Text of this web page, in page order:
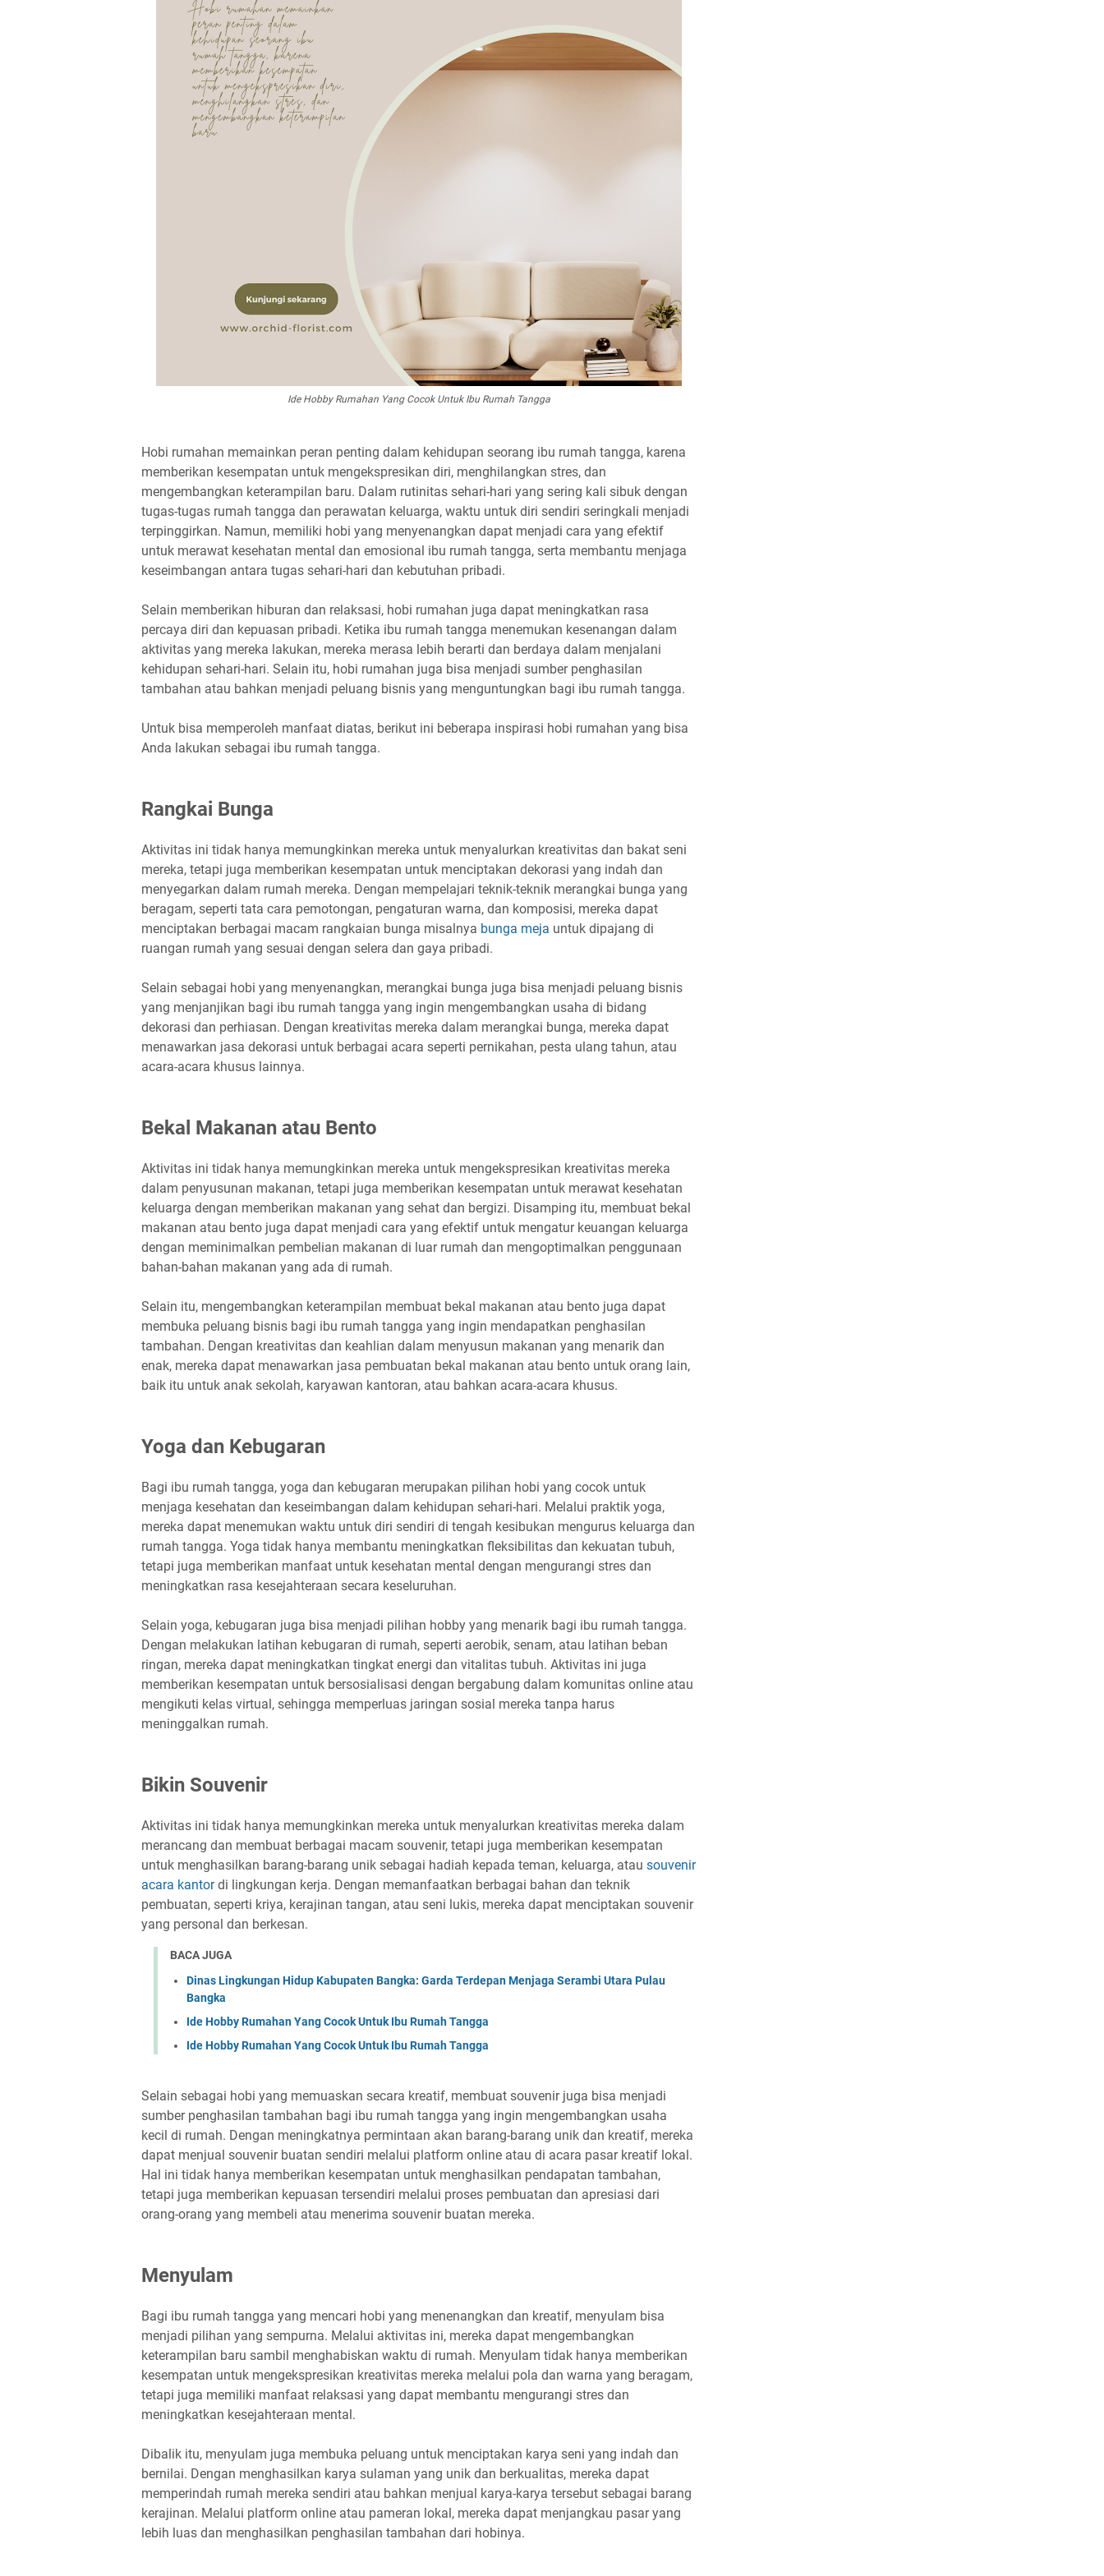
Ide Hobby Rumahan Yang Cocok Untuk Ibu Rumah Tangga
Hobi rumahan memainkan peran penting dalam kehidupan seorang ibu rumah tangga, karena
memberikan kesempatan untuk mengekspresikan diri, menghilangkan stres, dan
mengembangkan keterampilan baru. Dalam rutinitas sehari-hari yang sering kali sibuk dengan
tugas-tugas rumah tangga dan perawatan keluarga, waktu untuk diri sendiri seringkali menjadi
terpinggirkan. Namun, memiliki hobi yang menyenangkan dapat menjadi cara yang efektif
untuk merawat kesehatan mental dan emosional ibu rumah tangga, serta membantu menjaga
keseimbangan antara tugas sehari-hari dan kebutuhan pribadi.
Selain memberikan hiburan dan relaksasi, hobi rumahan juga dapat meningkatkan rasa
percaya diri dan kepuasan pribadi. Ketika ibu rumah tangga menemukan kesenangan dalam
aktivitas yang mereka lakukan, mereka merasa lebih berarti dan berdaya dalam menjalani
kehidupan sehari-hari. Selain itu, hobi rumahan juga bisa menjadi sumber penghasilan
tambahan atau bahkan menjadi peluang bisnis yang menguntungkan bagi ibu rumah tangga.
Untuk bisa memperoleh manfaat diatas, berikut ini beberapa inspirasi hobi rumahan yang bisa
Anda lakukan sebagai ibu rumah tangga.
Rangkai Bunga
Aktivitas ini tidak hanya memungkinkan mereka untuk menyalurkan kreativitas dan bakat seni
mereka, tetapi juga memberikan kesempatan untuk menciptakan dekorasi yang indah dan
menyegarkan dalam rumah mereka. Dengan mempelajari teknik-teknik merangkai bunga yang
beragam, seperti tata cara pemotongan, pengaturan warna, dan komposisi, mereka dapat
menciptakan berbagai macam rangkaian bunga misalnya bunga meja untuk dipajang di
ruangan rumah yang sesuai dengan selera dan gaya pribadi.
Selain sebagai hobi yang menyenangkan, merangkai bunga juga bisa menjadi peluang bisnis
yang menjanjikan bagi ibu rumah tangga yang ingin mengembangkan usaha di bidang
dekorasi dan perhiasan. Dengan kreativitas mereka dalam merangkai bunga, mereka dapat
menawarkan jasa dekorasi untuk berbagai acara seperti pernikahan, pesta ulang tahun, atau
acara-acara khusus lainnya.
Bekal Makanan atau Bento
Aktivitas ini tidak hanya memungkinkan mereka untuk mengekspresikan kreativitas mereka
dalam penyusunan makanan, tetapi juga memberikan kesempatan untuk merawat kesehatan
keluarga dengan memberikan makanan yang sehat dan bergizi. Disamping itu, membuat bekal
makanan atau bento juga dapat menjadi cara yang efektif untuk mengatur keuangan keluarga
dengan meminimalkan pembelian makanan di luar rumah dan mengoptimalkan penggunaan
bahan-bahan makanan yang ada di rumah.
Selain itu, mengembangkan keterampilan membuat bekal makanan atau bento juga dapat
membuka peluang bisnis bagi ibu rumah tangga yang ingin mendapatkan penghasilan
tambahan. Dengan kreativitas dan keahlian dalam menyusun makanan yang menarik dan
enak, mereka dapat menawarkan jasa pembuatan bekal makanan atau bento untuk orang lain,
baik itu untuk anak sekolah, karyawan kantoran, atau bahkan acara-acara khusus.
Yoga dan Kebugaran
Bagi ibu rumah tangga, yoga dan kebugaran merupakan pilihan hobi yang cocok untuk
menjaga kesehatan dan keseimbangan dalam kehidupan sehari-hari. Melalui praktik yoga,
mereka dapat menemukan waktu untuk diri sendiri di tengah kesibukan mengurus keluarga dan
rumah tangga. Yoga tidak hanya membantu meningkatkan fleksibilitas dan kekuatan tubuh,
tetapi juga memberikan manfaat untuk kesehatan mental dengan mengurangi stres dan
meningkatkan rasa kesejahteraan secara keseluruhan.
Selain yoga, kebugaran juga bisa menjadi pilihan hobby yang menarik bagi ibu rumah tangga.
Dengan melakukan latihan kebugaran di rumah, seperti aerobik, senam, atau latihan beban
ringan, mereka dapat meningkatkan tingkat energi dan vitalitas tubuh. Aktivitas ini juga
memberikan kesempatan untuk bersosialisasi dengan bergabung dalam komunitas online atau
mengikuti kelas virtual, sehingga memperluas jaringan sosial mereka tanpa harus
meninggalkan rumah.
Bikin Souvenir
Aktivitas ini tidak hanya memungkinkan mereka untuk menyalurkan kreativitas mereka dalam
merancang dan membuat berbagai macam souvenir, tetapi juga memberikan kesempatan
untuk menghasilkan barang-barang unik sebagai hadiah kepada teman, keluarga, atau souvenir
acara kantordi lingkungan kerja. Dengan memanfaatkan berbagai bahan dan teknik
pembuatan, seperti kriya, kerajinan tangan, atau seni lukis, mereka dapat menciptakan souvenir
yang personal dan berkesan.
BACA JUGA
Dinas Lingkungan Hidup Kabupaten Bangka: Garda Terdepan Menjaga Serambi Utara Pulau
Bangka
Ide Hobby Rumahan Yang Cocok Untuk Ibu Rumah Tangga
Ide Hobby Rumahan Yang Cocok Untuk Ibu Rumah Tangga
Selain sebagai hobi yang memuaskan secara kreatif, membuat souvenir juga bisa menjadi
sumber penghasilan tambahan bagi ibu rumah tangga yang ingin mengembangkan usaha
kecil di rumah. Dengan meningkatnya permintaan akan barang-barang unik dan kreatif, mereka
dapat menjual souvenir buatan sendiri melalui platform online atau di acara pasar kreatif lokal.
Hal ini tidak hanya memberikan kesempatan untuk menghasilkan pendapatan tambahan,
tetapi juga memberikan kepuasan tersendiri melalui proses pembuatan dan apresiasi dari
orang-orang yang membeli atau menerima souvenir buatan mereka.
Menyulam
Bagi ibu rumah tangga yang mencari hobi yang menenangkan dan kreatif, menyulam bisa
menjadi pilihan yang sempurna. Melalui aktivitas ini, mereka dapat mengembangkan
keterampilan baru sambil menghabiskan waktu di rumah. Menyulam tidak hanya memberikan
kesempatan untuk mengekspresikan kreativitas mereka melalui pola dan warna yang beragam,
tetapi juga memiliki manfaat relaksasi yang dapat membantu mengurangi stres dan
meningkatkan kesejahteraan mental.
Dibalik itu, menyulam juga membuka peluang untuk menciptakan karya seni yang indah dan
bernilai. Dengan menghasilkan karya sulaman yang unik dan berkualitas, mereka dapat
memperindah rumah mereka sendiri atau bahkan menjual karya-karya tersebut sebagai barang
kerajinan. Melalui platform online atau pameran lokal, mereka dapat menjangkau pasar yang
lebih luas dan menghasilkan penghasilan tambahan dari hobinya.